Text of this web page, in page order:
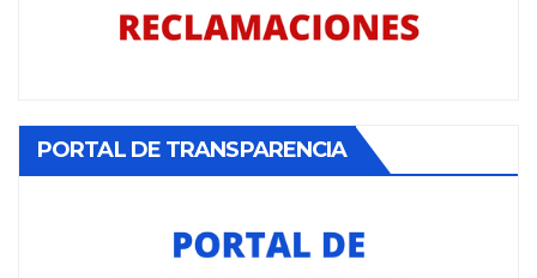
PORTAL DE TRANSPARENCIA